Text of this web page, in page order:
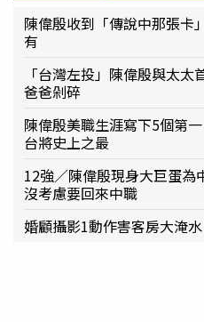
陳偉殷收到「傳說中那張卡
有
「台灣左投」陳偉殷與太
爸爸剁碎
陳偉殷美職生涯寫下5個第
台將史上之最
12強／陳偉殷現身大巨蛋
沒考慮要回來中職
婚顧攝影1動作害客房大淹